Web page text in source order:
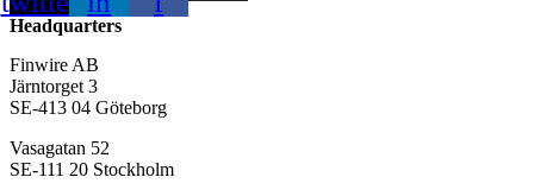
Headquarters
Finwire AB
Järntorget 3
SE-413 04 Göteborg
Vasagatan 52
SE-111 20 Stockholm